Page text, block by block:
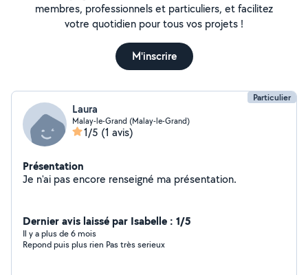
membres, professionnels et particuliers, et facilitez
votre quotidien pour tous vos projets !
M'inscrire
Particulier
Laura
Malay-le-Grand (Malay-le-Grand)
1/5 (1 avis)
Présentation
Je n'ai pas encore renseigné ma présentation.
Dernier avis laissé par Isabelle : 1/5
Il y a plus de 6 mois
Repond puis plus rien Pas très serieux